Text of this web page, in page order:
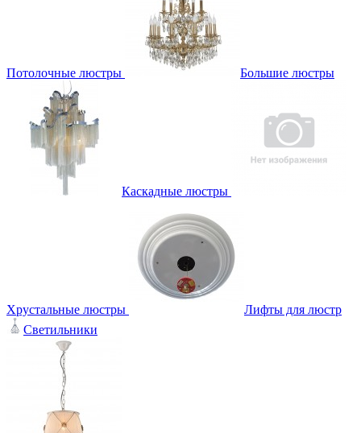
Потолочные люстры Большие люстры
Каскадные люстры
Хрустальные люстры
Лифты для люстр
Светильники